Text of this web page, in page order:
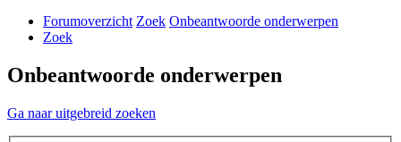
Forumoverzicht Zoek Onbeantwoorde onderwerpen
Zoek
Onbeantwoorde onderwerpen
Ga naar uitgebreid zoeken